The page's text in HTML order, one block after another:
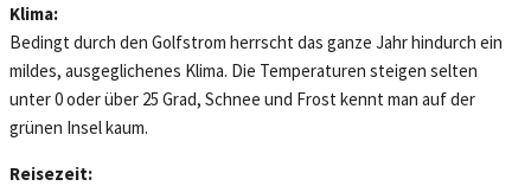
Klima:
Bedingt durch den Golfstrom herrscht das ganze Jahr hindurch ein
mildes, ausgeglichenes Klima. Die Temperaturen steigen selten
unter 0 oder über 25 Grad, Schnee und Frost kennt man auf der
grünen Insel kaum.
Reisezeit: